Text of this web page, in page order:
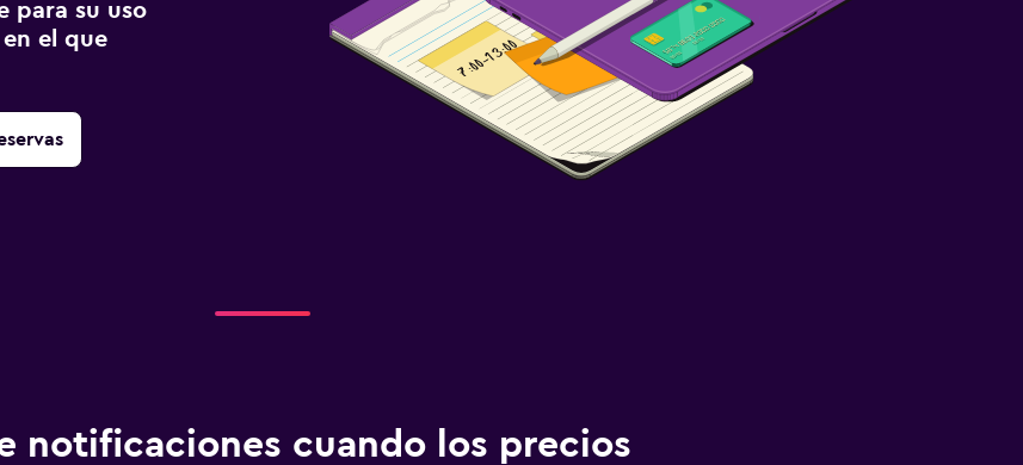
para su uso
el que
notificaciones cuando los precios